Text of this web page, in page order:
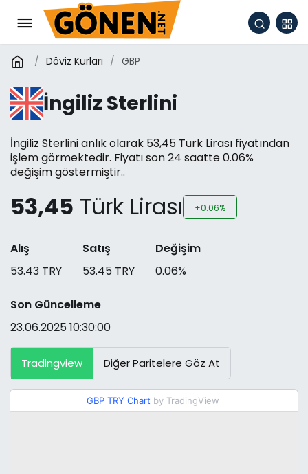
Döviz Kurları GBP
İngiliz Sterlini
İngiliz Sterlini anlık olarak 53,45 Türk Lirası fiyatından
işlem görmektedir. Fiyatı son 24 saatte 0.06%
değişim göstermiştir..
53,45 Türk Lirası +0.06%
Alış
53.43 TRY
Satış
53.45 TRY
Değişim
0.06%
Son Güncelleme
23.06.2025 10:30:00
Tradingview Diğer Paritelere Göz At
GBP TRY Chart by TradingView